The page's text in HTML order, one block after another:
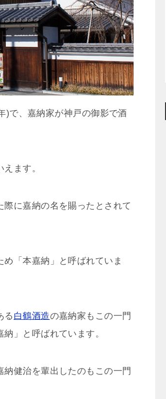
)で、嘉納家が神戸の御影で酒
ます。
に嘉納の名を賜ったとされて
「本嘉納」と呼ばれていま
る 白鶴酒造の嘉納家もこの一門
」と呼ばれています。
健治を輩出したのもこの一門